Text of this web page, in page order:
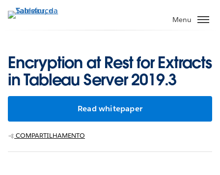
Pular
para
Menu
Encryption at Rest for Extracts
in Tableau Server 2019.3
Read whitepaper
COMPARTILHAMENTO